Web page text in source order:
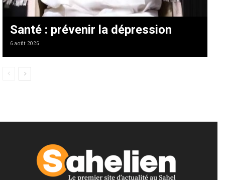
Santé : prévenir la dépression
6 août 2026